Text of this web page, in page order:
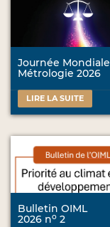
Journée Mondiale
Métrologie 2026
LIRE LA SUITE
Bulletin OIML
2026 no 2